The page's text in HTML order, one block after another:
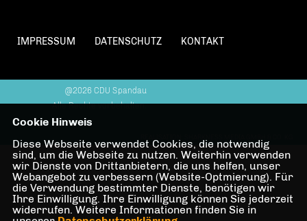
IMPRESSUM DATENSCHUTZ KONTAKT
@2026 CDU Spandau
Alle Rechte vorbehalten.
Cookie Hinweis
Diese Webseite verwendet Cookies, die notwendig
sind, um die Webseite zu nutzen. Weiterhin verwenden
wir Dienste von Drittanbietern, die uns helfen, unser
Webangebot zu verbessern (Website-Optmierung). Für
die Verwendung bestimmter Dienste, benötigen wir
Ihre Einwilligung. Ihre Einwilligung können Sie jederzeit
widerrufen. Weitere Informationen finden Sie in